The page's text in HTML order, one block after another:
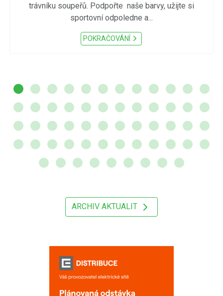
trávníku soupeřů. Podpořte naše barvy, užijte si
sportovní odpoledne a...
POKRAČOVÁNÍ
ARCHIV AKTUALIT